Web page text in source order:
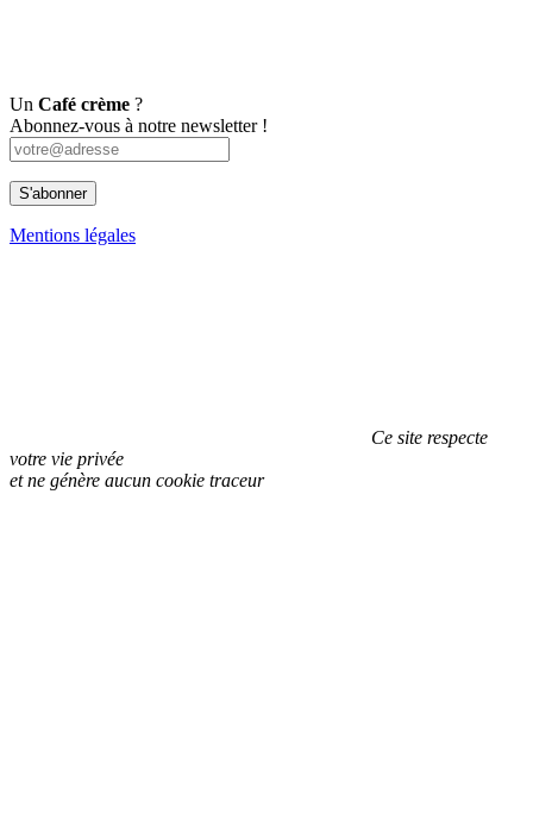
Un Café crème ?
Abonnez-vous à notre newsletter !
Mentions légales
Ce site respecte
votre vie privée
et ne génère aucun cookie traceur